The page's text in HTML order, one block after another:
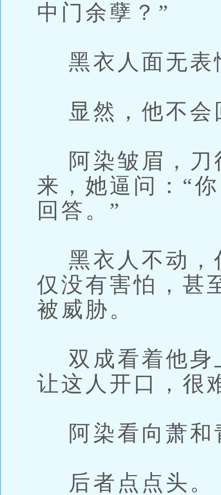
中门余孽？”
黑衣人面无表
显然，他不会
阿染皱眉，刀
来，她逼问：“
回答。”
黑衣人不动，
仅没有害怕，甚
被威胁。
双成看着他身
让这人开口，很
阿染看向萧和
后者点点头。